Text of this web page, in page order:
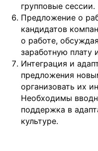
групповые сессии.
Предложение о
кандидатов
о работе,
заработную плату
Интеграция и
предложения
организовать их
Необходимы
поддержка в
культуре.